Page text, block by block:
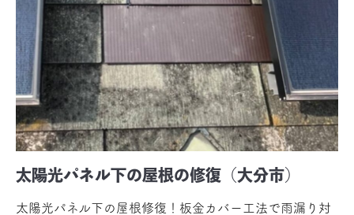
太陽光パネル下の屋根の修復（大分市）
太陽光パネル下の屋根修復！板金カバー工法で雨漏り対